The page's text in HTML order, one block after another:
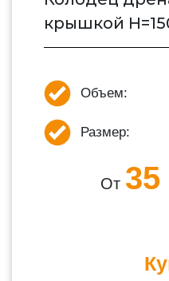
крышкой
Объем:
Размер:
От 35